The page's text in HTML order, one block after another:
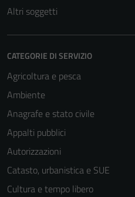
Altri soggetti
CATEGORIE DI SERVIZIO
Agricoltura e pesca
Ambiente
Anagrafe e stato civile
Appalti pubblici
Autorizzazioni
Catasto, urbanistica e SUE
Cultura e tempo libero